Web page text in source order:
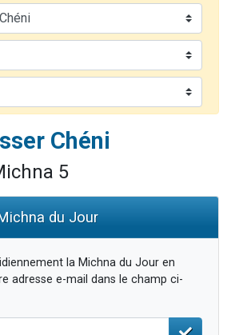
3 personnes viennent de nous rejoindre sur WhatsApp
11 personnes viennent de demander une bénédiction
Il reste 49 places pour étudier en groupe sur Zoom
3 personnes viennent de faire un don pour Diane, 80 ans, dans un appartement insalubre
5 personnes viennent de faire un don pour Reloger Rivka, 6 enfants, victime de violences...
Chéni
5
du Jour
la Michna du Jour en
adresse e-mail dans le champ ci-